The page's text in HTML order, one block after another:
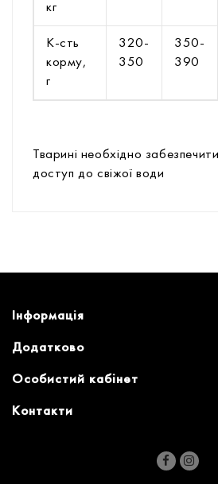
кг
К-сть
корму,
г
320-
350
350-
390
Тварині необхідно
доступ до свіжої води
Інформація
Додатково
Особистий кабінет
Контакти